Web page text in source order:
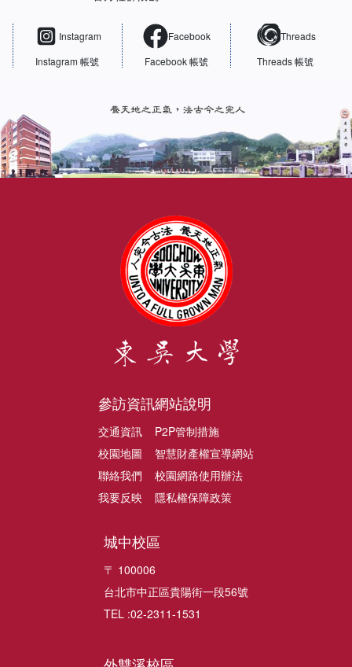
Instagram
Instagram 帳號
Facebook
Facebook 帳號
Threads
Threads 帳號
參訪資訊
交通資訊
校園地圖
聯絡我們
我要反映
網站說明
P2P管制措施
智慧財產權宣導網站
校園網路使用辦法
隱私權保障政策
城中校區
〒 100006
台北市中正區貴陽街一段56號
TEL :02-2311-1531